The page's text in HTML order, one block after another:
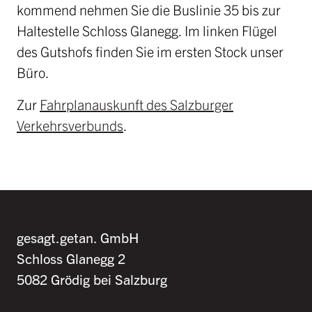
kommend nehmen Sie die Buslinie 35 bis zur
Haltestelle Schloss Glanegg. Im linken Flügel
des Gutshofs finden Sie im ersten Stock unser
Büro.
Zur Fahrplanauskunft des Salzburger
Verkehrsverbunds.
gesagt.getan. GmbH
Schloss Glanegg 2
5082 Grödig bei Salzburg